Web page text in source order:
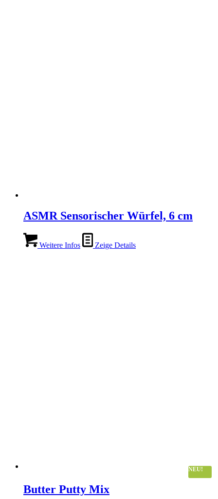
ASMR Sensorischer Würfel, 6 cm
Weitere Infos Zeige Details
NEU!
Butter Putty Mix